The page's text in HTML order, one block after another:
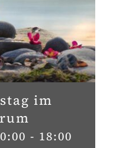
im
- 18:00